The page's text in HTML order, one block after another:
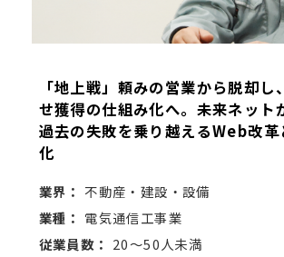
「地上戦」頼みの営業から脱却し
せ獲得の仕組み化へ。未来ネット
過去の失敗を乗り越えるWeb改革
化
業界： 不動産・建設・設備
業種： 電気通信工事業
従業員数： 20～50人未満